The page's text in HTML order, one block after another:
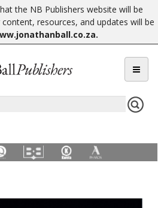
the NB Publishers website will be
resources, and updates will be
.